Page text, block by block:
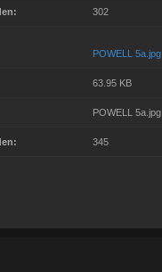
302
POWELL 5a.jpg
63.95 KB
POWELL 5a.jpg
345